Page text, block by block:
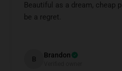
Beautiful as a dream, cheap
be a regret.
B Brandon